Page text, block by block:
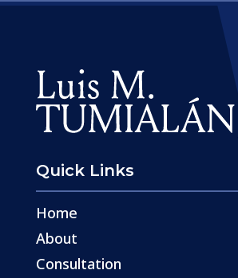
Quick Links
Home
About
Consultation